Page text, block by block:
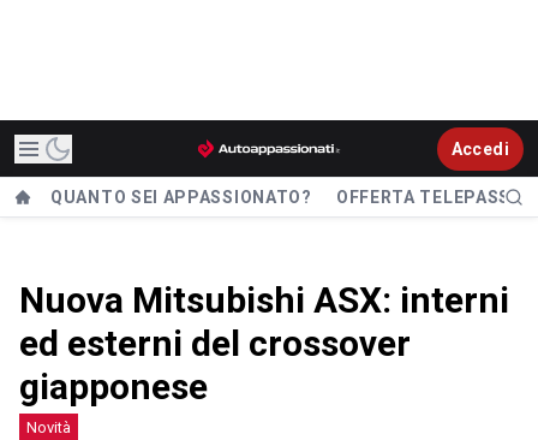
Accedi
QUANTO SEI APPASSIONATO? OFFERTA TELEPASS
Nuova Mitsubishi ASX: interni
ed esterni del crossover
giapponese
Novità